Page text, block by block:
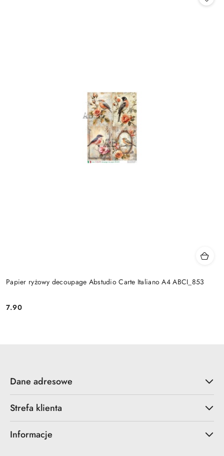
Papier ryżowy decoupage Abstudio Carte Italiano A4 ABCI_853
Cena:
7.90
Dane adresowe
Strefa klienta
Informacje